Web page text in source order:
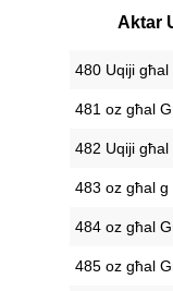
Aktar
480 Uqiji għal
481 oz għal
482 Uqiji għal
483 oz għal g
484 oz għal
485 oz għal